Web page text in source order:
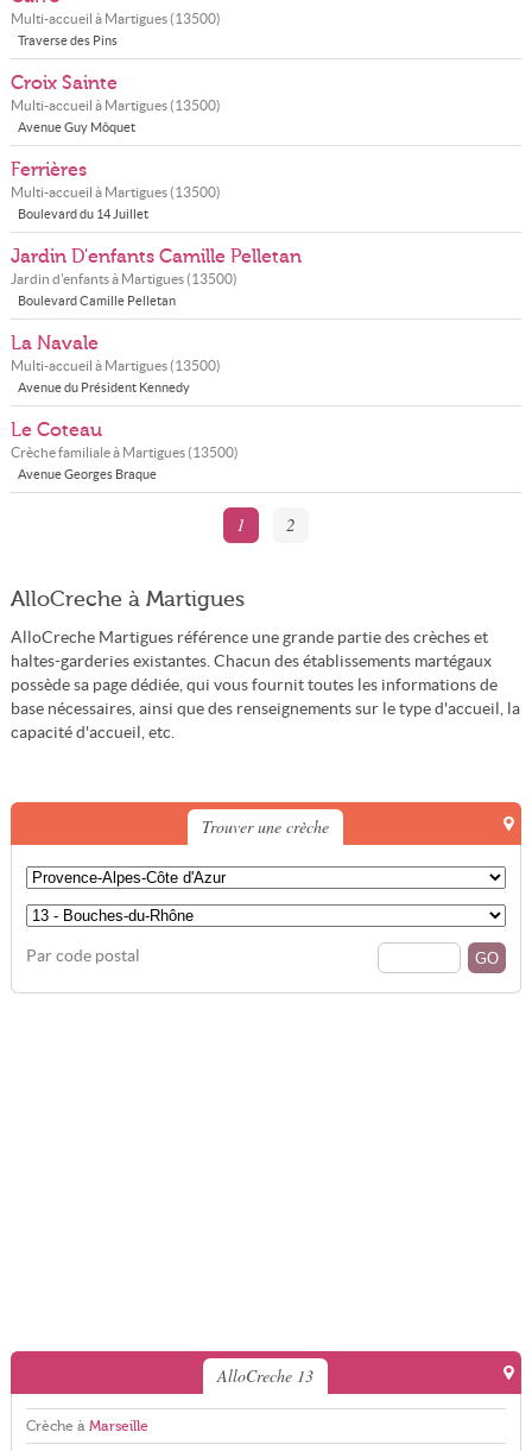
Multi-accueil à Martigues(13500)
Traverse des Pins
Croix Sainte
Multi-accueil à Martigues(13500)
Avenue Guy Môquet
Ferrières
Multi-accueil à Martigues(13500)
Boulevard du 14 Juillet
Jardin D'enfants Camille Pelletan
Jardin d'enfants à Martigues(13500)
Boulevard Camille Pelletan
La Navale
Multi-accueil à Martigues(13500)
Avenue du Président Kennedy
Le Coteau
Crèche familiale à Martigues(13500)
Avenue Georges Braque
1 2
AlloCreche à Martigues
AlloCreche Martigues référence une grande partie des crèches et
haltes-garderies existantes. Chacun des établissements martégaux
possède sa page dédiée, qui vous fournit toutes les informations de
base nécessaires, ainsi que des renseignements sur le type d'accueil, la
capacité d'accueil, etc.
Trouver une crèche
Par code postal
AlloCreche 13
Crèche à Marseille